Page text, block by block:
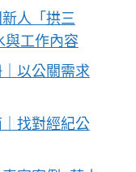
人「拱三
與工作內容
以公關需求
找對經紀公